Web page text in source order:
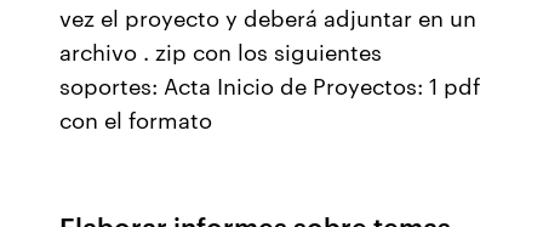
vez el proyecto y deberá adjuntar en un
archivo . zip con los siguientes
soportes: Acta Inicio de Proyectos: 1 pdf
con el formato